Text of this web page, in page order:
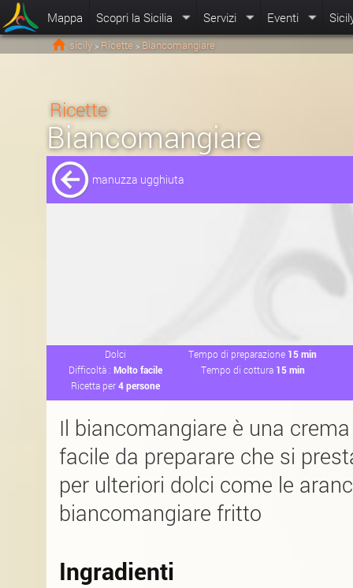
Mappa Scopri la Sicilia Servizi Eventi
sicily > Ricette > Biancomangiare
Ricette
Biancomangiare
manuzza ugghiuta
Dolci Tempo di preparazione 15 min
Difficoltà :Molto facile Tempo di cottura 15 min
Ricetta per4 persone
Il biancomangiare è una
facile da preparare che si
per ulteriori dolci come le
biancomangiare fritto
Ingradienti